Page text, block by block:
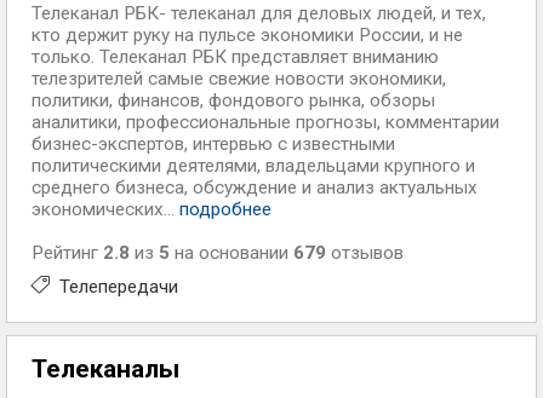
Телеканал РБК- телеканал для деловых людей, и тех,
кто держит руку на пульсе экономики России, и не
только. Телеканал РБК представляет вниманию
телезрителей самые свежие новости экономики,
политики, финансов, фондового рынка, обзоры
аналитики, профессиональные прогнозы, комментарии
бизнес-экспертов, интервью с известными
политическими деятелями, владельцами крупного и
среднего бизнеса, обсуждение и анализ актуальных
экономических... подробнее
Рейтинг 2.8 из 5 на основании 679 отзывов
Телепередачи
Телеканалы